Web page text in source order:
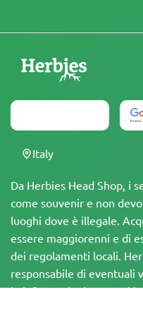
Da Herbies Head Shop, i
come souvenir e non
luoghi dove è illegale.
essere maggiorenni e di
dei regolamenti locali.
responsabile di eventuali
le informazioni presenti
Italy